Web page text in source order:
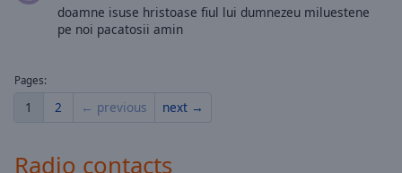
Background
Opacity
Caption
doamne isuse hristoase fiul lui dumnezeu miluestene
pe noi pacatosii amin
Pages:
1 2 ← previous next →
Radio contacts